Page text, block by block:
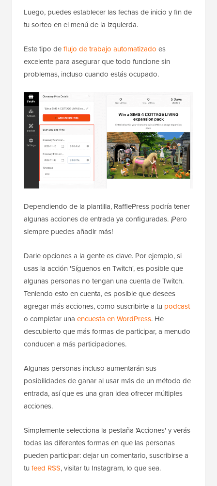
Luego, puedes establecer las fechas de inicio y fin de
tu sorteo en el menú de la izquierda.
Este tipo deflujo de trabajo automatizado es
excelente para asegurar que todo funcione sin
problemas, incluso cuando estás ocupado.
Dependiendo de la plantilla, RafflePress podría tener
algunas acciones de entrada ya configuradas. ¡Pero
siempre puedes añadir más!
Darle opciones a la gente es clave. Por ejemplo, si
usas la acción 'Síguenos en Twitch', es posible que
algunas personas no tengan una cuenta de Twitch.
Teniendo esto en cuenta, es posible que desees
agregar más acciones, como suscribirte a tu podcast
o completar una encuesta en WordPress. He
descubierto que más formas de participar, a menudo
conducen a más participaciones.
Algunas personas incluso aumentarán sus
posibilidades de ganar al usar más de un método de
entrada, así que es una gran idea ofrecer múltiples
acciones.
Simplemente selecciona la pestaña 'Acciones' y verás
todas las diferentes formas en que las personas
pueden participar: dejar un comentario, suscribirse a
tu feed RSS, visitar tu Instagram, lo que sea.